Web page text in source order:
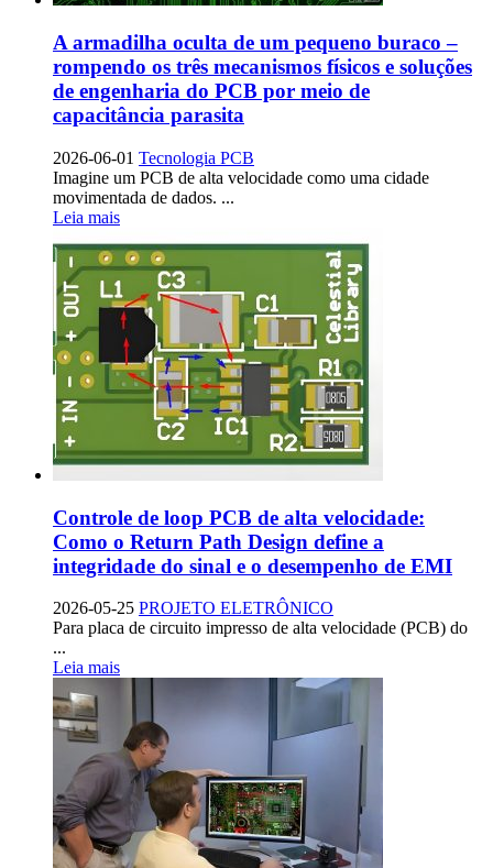
A armadilha oculta de um pequeno buraco –
rompendo os três mecanismos físicos e soluções
de engenharia do PCB por meio de
capacitância parasita
2026-06-01 Tecnologia PCB
Imagine um PCB de alta velocidade como uma cidade
movimentada de dados. ...
Leia mais
Controle de loop PCB de alta velocidade:
Como o Return Path Design define a
integridade do sinal e o desempenho de EMI
2026-05-25 PROJETO ELETRÔNICO
Para placa de circuito impresso de alta velocidade (PCB) do
...
Leia mais